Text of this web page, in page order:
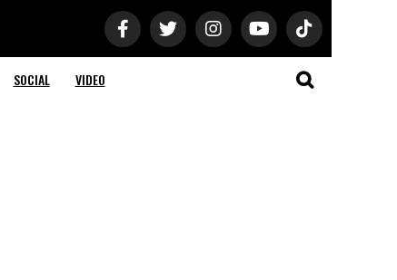
SOCIAL VIDEO